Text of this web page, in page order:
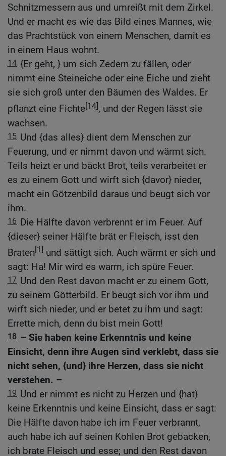
Schnitzmessern aus und umreißt mit dem Zirkel.
Und er macht es wie das Bild eines Mannes, wie
das Prachtstück von einem Menschen, damit es
in einem Haus wohnt.
14 {Er geht, } um sich Zedern zu fällen, oder
nimmt eine Steineiche oder eine Eiche und zieht
sie sich groß unter den Bäumen des Waldes. Er
pflanzt eine Fichte[14], und der Regen lässt sie
wachsen.
15 Und {das alles} dient dem Menschen zur
Feuerung, und er nimmt davon und wärmt sich.
Teils heizt er und bäckt Brot, teils verarbeitet er
es zu einem Gott und wirft sich {davor} nieder,
macht ein Götzenbild daraus und beugt sich vor
ihm.
16 Die Hälfte davon verbrennt er im Feuer. Auf
{dieser} seiner Hälfte brät er Fleisch, isst den
Braten[1] und sättigt sich. Auch wärmt er sich und
sagt: Ha! Mir wird es warm, ich spüre Feuer.
17 Und den Rest davon macht er zu einem Gott,
zu seinem Götterbild. Er beugt sich vor ihm und
wirft sich nieder, und er betet zu ihm und sagt:
Errette mich, denn du bist mein Gott!
18 – Sie haben keine Erkenntnis und keine
Einsicht, denn ihre Augen sind verklebt, dass sie
nicht sehen, {und} ihre Herzen, dass sie nicht
verstehen. –
19 Und er nimmt es nicht zu Herzen und {hat}
keine Erkenntnis und keine Einsicht, dass er sagt:
Die Hälfte davon habe ich im Feuer verbrannt,
auch habe ich auf seinen Kohlen Brot gebacken,
ich brate Fleisch und esse; und den Rest davon